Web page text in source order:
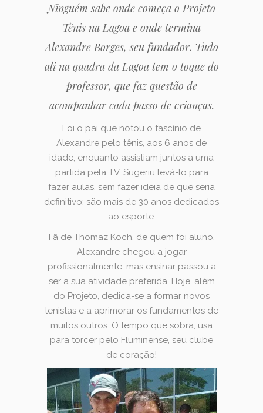
Ninguém sabe onde começa o Projeto
Tênis na Lagoa e onde termina
Alexandre Borges, seu fundador. Tudo
ali na quadra da Lagoa tem o toque do
professor, que faz questão de
acompanhar cada passo de crianças.
Foi o pai que notou o fascínio de
Alexandre pelo tênis, aos 6 anos de
idade, enquanto assistiam juntos a uma
partida pela TV. Sugeriu levá-lo para
fazer aulas, sem fazer ideia de que seria
definitivo: são mais de 30 anos dedicados
ao esporte.
Fã de Thomaz Koch, de quem foi aluno,
Alexandre chegou a jogar
profissionalmente, mas ensinar passou a
ser a sua atividade preferida. Hoje, além
do Projeto, dedica-se a formar novos
tenistas e a aprimorar os fundamentos de
muitos outros. O tempo que sobra, usa
para torcer pelo Fluminense, seu clube
de coração!